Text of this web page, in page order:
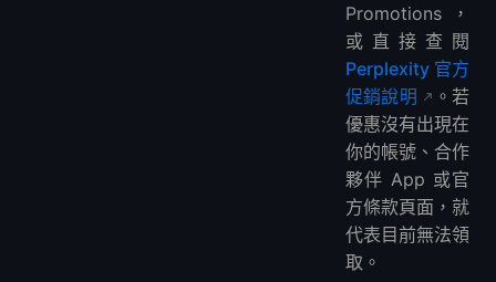
Promotions，
或直接查閱
Perplexity 官方
促銷說明
。若
優惠沒有出現在
你的帳號、合作
夥伴 App 或官
方條款頁面，就
代表目前無法領
取。